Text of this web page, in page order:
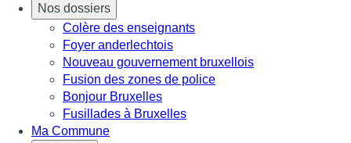
Nos dossiers
Colère des enseignants
Foyer anderlechtois
Nouveau gouvernement bruxellois
Fusion des zones de police
Bonjour Bruxelles
Fusillades à Bruxelles
Ma Commune